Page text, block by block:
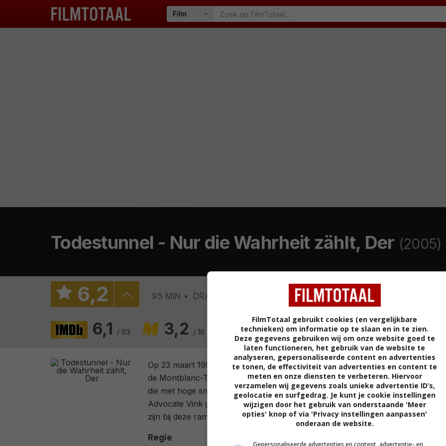
Todestunnel - Nur die Wahrheit zählt, Der (2005)
6,2 95 MIN DRAMA OOSTENRIJK DUITSLAND
6,1 / 93 3,2 / 16
Op 23 maart 1999 kwamen 39 mensen om het leven door een brand in
de Montblanc-Tunnel. De schuldige zou een vrachtwagenchauffeur zijn
die met hoge snelheid de tunnel in reed terwijl in de tunnel een fille stond.
Advocate Vink gaat hier dieper op in en merkt dat er meer schuldigen
zijn bij deze ramp...
Regie
FilmTotaal gebruikt cookies (en vergelijkbare
technieken) om informatie op te slaan en in te zien.
Deze gegevens gebruiken wij om onze website goed te
laten functioneren, het gebruik van de website te
analyseren, gepersonaliseerde content en advertenties
te tonen, de effectiviteit van advertenties en content te
meten en onze diensten te verbeteren. Hiervoor
verzamelen wij gegevens zoals unieke advertentie ID’s,
geolocatie en surfgedrag. Je kunt je cookie instellingen
wijzigen door het gebruik van onderstaande 'Meer
opties' knop of via 'Privacy instellingen aanpassen'
onderaan de website.
Gepersonaliseerde advertenties en content, advertentie- en